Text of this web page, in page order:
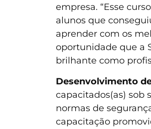
empresa. “Esse
alunos que
aprender com os
oportunidade que a
brilhante como
Desenvolvimento
capacitados(as) sob
normas de
capacitação